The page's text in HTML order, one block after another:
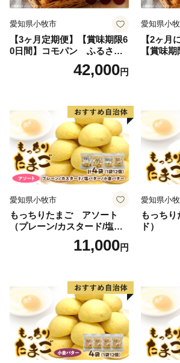
愛知県小牧市
【3ヶ月定期便】【賞味期限6
0日間】コモパン ふるさと
クロワッサンセット（計90
個）／災害用備蓄 保存食 非
42,000円
愛知県小
【2ヶ月
【賞味
ン ふる
ット（
愛知県小牧市
もっちりたまご アソート
（プレーン/カスタード/塩バ
ター/小倉バター）11,000円
愛知県小
もっち
ド）